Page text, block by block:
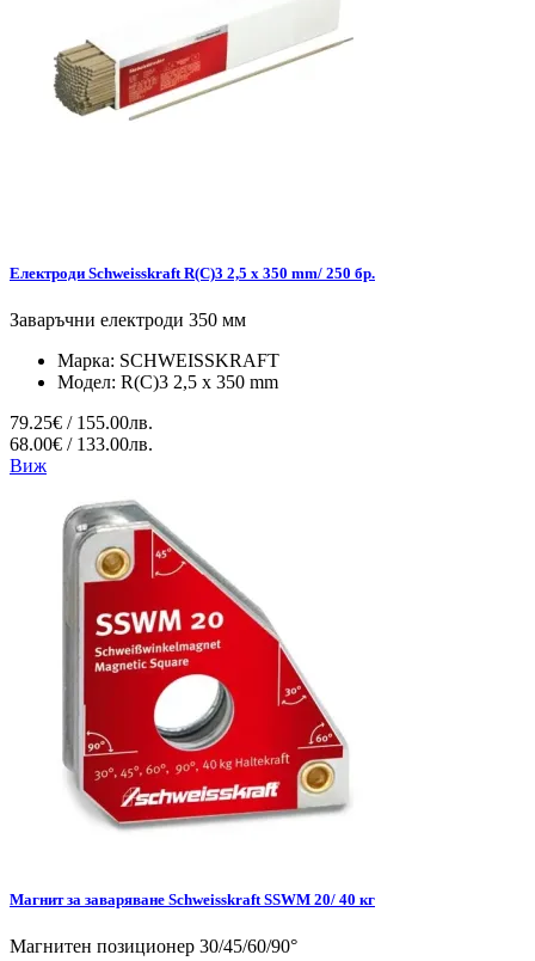
Електроди Schweisskraft R(C)3 2,5 x 350 mm/ 250 бр.
Заваръчни електроди 350 мм
Марка: SCHWEISSKRAFT
Модел: R(C)3 2,5 x 350 mm
79.25€ / 155.00лв.
68.00€ / 133.00лв.
Виж
Магнит за заваряване Schweisskraft SSWM 20/ 40 кг
Магнитен позиционер 30/45/60/90°